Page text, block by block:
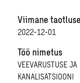
Viimane
2022-12-01
Töö nimetus
VEEVARUSTUSE JA
KANALISATSIOONI